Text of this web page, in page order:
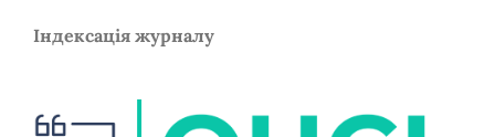
Індексація журналу